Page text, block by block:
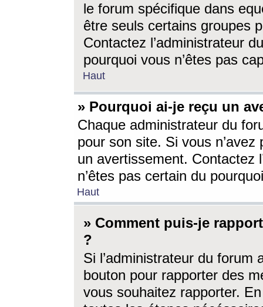
le forum spécifique dans
être seuls certains groupes
Contactez l’administrateur
pourquoi vous n’êtes pas
Haut
» Pourquoi ai-je reçu un
Chaque administrateur du
pour son site. Si vous
un avertissement. Contactez
n’êtes pas certain du
Haut
» Comment puis-je
?
Si l’administrateur du forum
bouton pour rapporter des
vous souhaitez rapporter.